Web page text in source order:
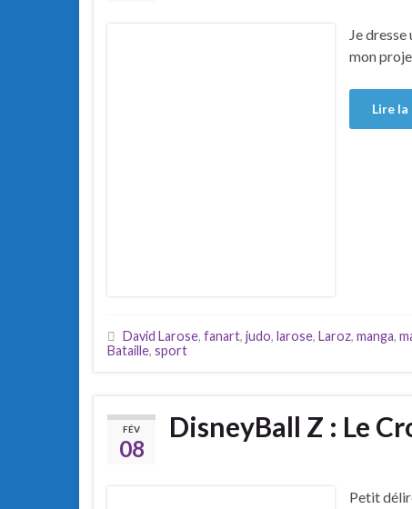
Je
mon
Lire
David Larose, fanart, judo, larose, Laroz, manga,
Bataille, sport
FÉV
08
DisneyBall Z : Le
Petit